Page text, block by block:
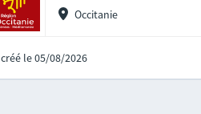
Occitanie
créé le 05/08/2026